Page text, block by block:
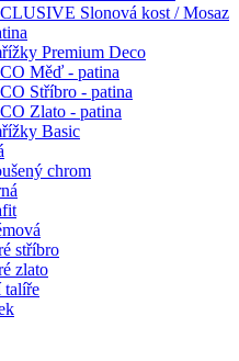
Slonová kost / Mosaz
Premium Deco
Měď - patina
Stříbro - patina
Zlato - patina
Basic
chrom
stříbro
zlato
talíře